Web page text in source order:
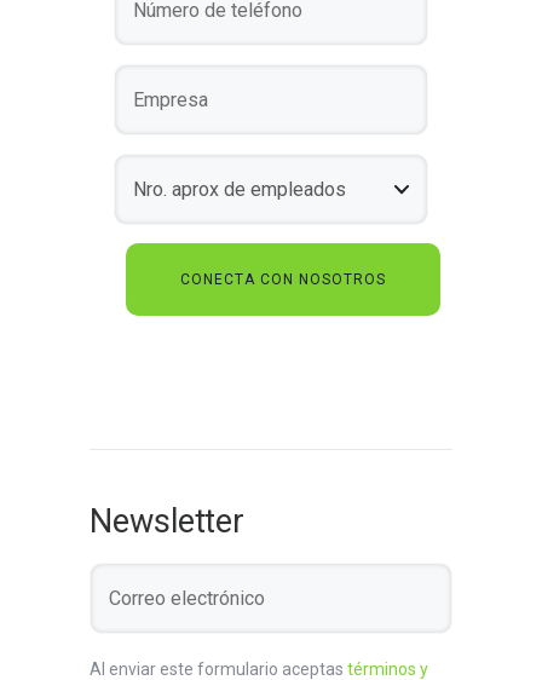
Newsletter
Al enviar este formulario aceptas términos y